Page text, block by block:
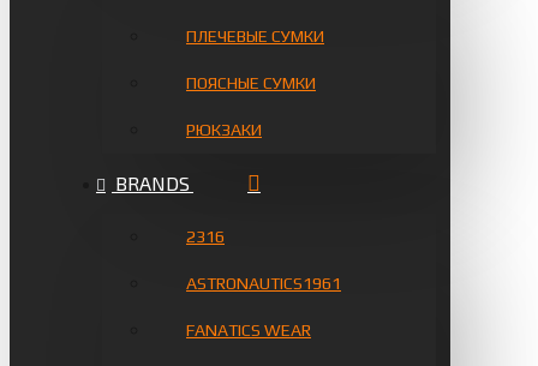
ПЛЕЧЕВЫЕ СУМКИ
ПОЯСНЫЕ СУМКИ
РЮКЗАКИ
BRANDS
2316
ASTRONAUTICS1961
FANATICS WEAR